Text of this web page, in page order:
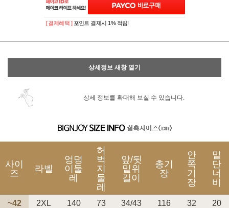
[ 결제혜택 ] 포인트 결제시 1% 적립!
상세정보 새창 열기
상세 정보를 확대해 보실 수 있습니다.
사이
즈
라벨
엉덩
이둘
레
허
벅
지
둘
레
앞/뒷
밑위
길이
총기
장
안
쪽
기
장
밑
단
너
비
~42 2XL 140 73 34/43 116 32
20